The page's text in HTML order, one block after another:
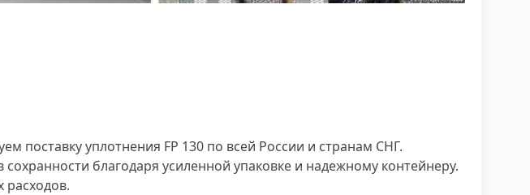
уплотнения FP 130 по всей России и странам СНГ.
благодаря усиленной упаковке и надежному контейнеру.
расходов.